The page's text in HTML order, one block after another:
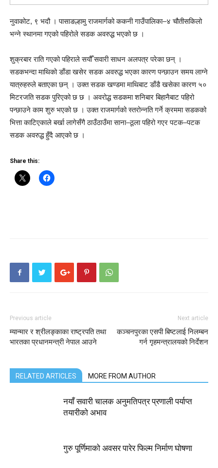
नुवाकोट, ९ भदौ । पासाङल्हामु राजमार्गको ककनी गाउँपालिका–४ चौतीसकिलो
भन्ने स्थानमा गएको पहिरोले सडक अवरुद्ध भएको छ ।
शुक्रबार राति गएको पहिराले सयौँ सवारी साधन अलपत्र परेका छन् ।
सडकभन्दा माथिको डाँडा खसेर सडक अवरुद्ध भएका कारण पन्छाउन समय लाग्ने
यात्रुहरुले बताएका छन् । उक्त सडक खण्डमा माथिबाट डाँडै खसेका कारण ५०
मिटरजति सडक पुरिएको छ छ । अवरोद्ध सडकमा शनिबार बिहानैबाट पहिरो
पन्छाउने काम शुरु भएको छ । उक्त राजमार्गको स्तरोन्नति गर्ने क्रममा सडकको
भित्ता काटिएकाले बर्खा लागेसँगै ठाउँठाउँमा साना–ठूला पहिरो गएर पटक–पटक
सडक अवरुद्ध हुँदै आएको छ ।
Share this:
Previous article
म्यान्मार र श्रीलङ्काका राष्ट्रपति तथा
भारतका प्रधानमन्त्री नेपाल आउने
Next article
कञ्चनपुरका एसपी बिष्टलाई निलम्बन
गर्न गृहमन्त्रालयको निर्देशन
RELATED ARTICLES MORE FROM AUTHOR
नयाँ सवारी चालक अनुमतिपत्र प्रणाली पर्याप्त
तयारीको अभाव
गुरु पूर्णिमाको अवसर पारेर फिल्म निर्माण घोषणा